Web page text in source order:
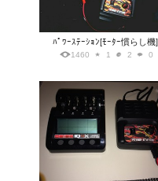
ﾊﾟﾜｰｽﾃｰｼｮﾝ[ﾓｰﾀｰ慣らし機]
1460 1 2 0